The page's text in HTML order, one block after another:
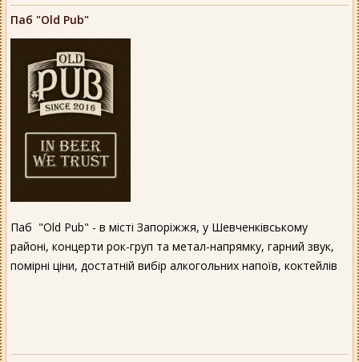
Паб "Old Pub"
Паб "Old Pub" - в місті Запоріжжя, у Шевченківському
районі, концерти рок-груп та метал-напрямку, гарний звук,
помірні ціни, достатній вибір алкогольних напоїв, коктейлів